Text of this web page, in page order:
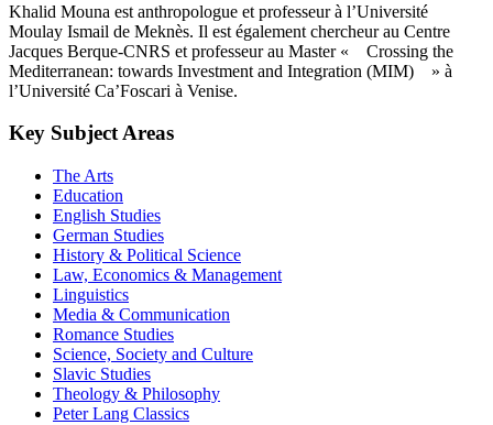
Khalid Mouna est anthropologue et professeur à l’Université
Moulay Ismail de Meknès. Il est également chercheur au Centre
Jacques Berque-CNRS et professeur au Master « Crossing the
Mediterranean: towards Investment and Integration (MIM) » à
l’Université Ca’Foscari à Venise.
Key Subject Areas
The Arts
Education
English Studies
German Studies
History & Political Science
Law, Economics & Management
Linguistics
Media & Communication
Romance Studies
Science, Society and Culture
Slavic Studies
Theology & Philosophy
Peter Lang Classics